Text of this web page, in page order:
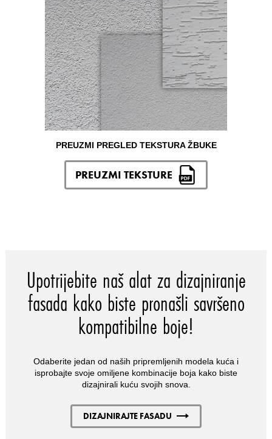
PREUZMI PREGLED TEKSTURA ŽBUKE
PREUZMI TEKSTURE
Upotrijebite naš alat za dizajniranje
fasada kako biste pronašli savršeno
kompatibilne boje!
Odaberite jedan od naših pripremljenih modela kuća i
isprobajte svoje omiljene kombinacije boja kako biste
dizajnirali kuću svojih snova.
DIZAJNIRAJTE FASADU